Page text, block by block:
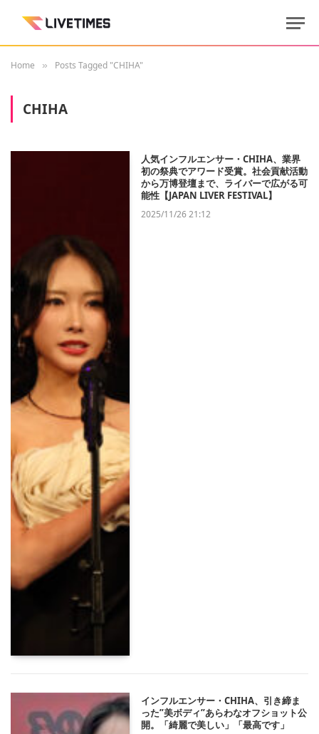
Home » Posts Tagged "CHIHA"
CHIHA
人気インフルエンサー・CHIHA、業界
初の祭典でアワード受賞。社会貢献活動
から万博登壇まで、ライバーで広がる可
能性【JAPAN LIVER FESTIVAL】
2025/11/26 21:12
インフルエンサー・CHIHA、引き締ま
った”美ボディ”あらわなオフショット公
開。「綺麗で美しい」「最高です」